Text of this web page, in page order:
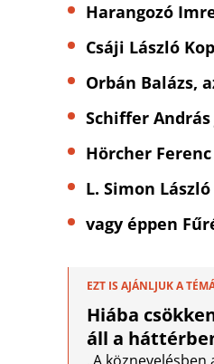
Harangozó
Csáji László
Orbán Balázs,
Schiffer
Hörcher
L. Simon
vagy éppen
EZT IS AJÁNLJUK A
Hiába
áll a